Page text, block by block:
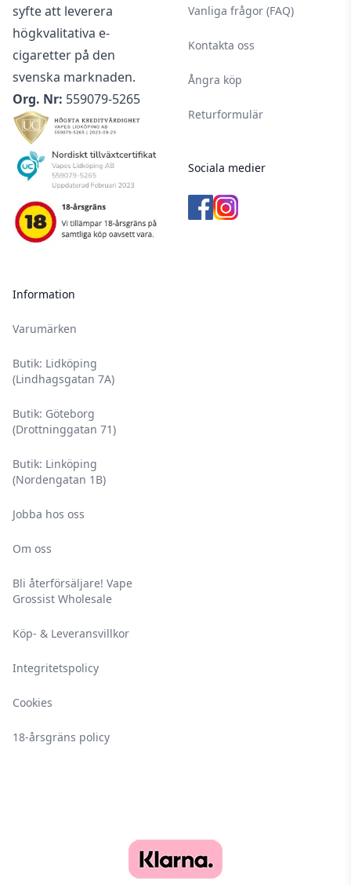
syfte att leverera
högkvalitativa e-
cigaretter på den
svenska marknaden.
Org. Nr: 559079-5265
Information
Varumärken
Butik: Lidköping
(Lindhagsgatan 7A)
Butik: Göteborg
(Drottninggatan 71)
Butik: Linköping
(Nordengatan 1B)
Jobba hos oss
Om oss
Bli återförsäljare! Vape
Grossist Wholesale
Köp- & Leveransvillkor
Integritetspolicy
Cookies
18-årsgräns policy
Vanliga frågor (FAQ)
Kontakta oss
Ångra köp
Returformulär
Sociala medier